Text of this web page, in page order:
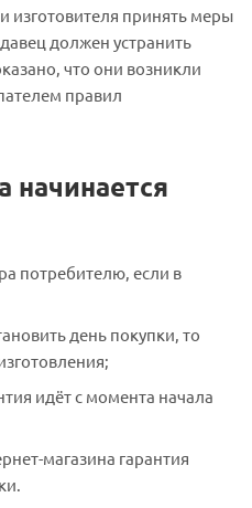
изготовителя принять меры
должен устранить
что они возникли
правил
начинается
потребителю, если в
день покупки, то
идёт с момента начала
магазина гарантия